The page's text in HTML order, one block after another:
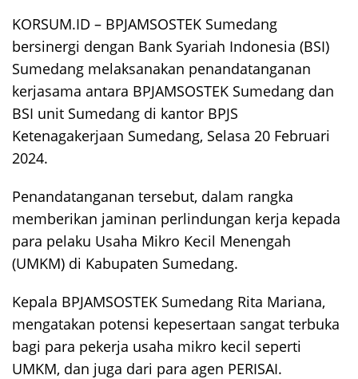
KORSUM.ID – BPJAMSOSTEK Sumedang
bersinergi dengan Bank Syariah Indonesia (BSI)
Sumedang melaksanakan penandatanganan
kerjasama antara BPJAMSOSTEK Sumedang dan
BSI unit Sumedang di kantor BPJS
Ketenagakerjaan Sumedang, Selasa 20 Februari
2024.
Penandatanganan tersebut, dalam rangka
memberikan jaminan perlindungan kerja kepada
para pelaku Usaha Mikro Kecil Menengah
(UMKM) di Kabupaten Sumedang.
Kepala BPJAMSOSTEK Sumedang Rita Mariana,
mengatakan potensi kepesertaan sangat terbuka
bagi para pekerja usaha mikro kecil seperti
UMKM, dan juga dari para agen PERISAI.